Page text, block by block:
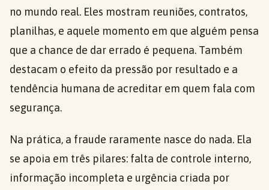
no mundo real. Eles mostram reuniões, contratos,
planilhas, e aquele momento em que alguém pensa
que a chance de dar errado é pequena. Também
destacam o efeito da pressão por resultado e a
tendência humana de acreditar em quem fala com
segurança.
Na prática, a fraude raramente nasce do nada. Ela
se apoia em três pilares: falta de controle interno,
informação incompleta e urgência criada por